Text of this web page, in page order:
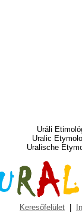
Uráli
Uralic
Uralische
Keresőfelület